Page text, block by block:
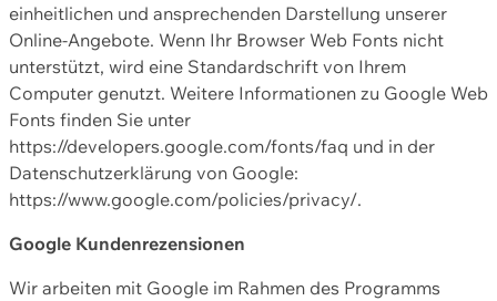
einheitlichen und ansprechenden Darstellung unserer
Online-Angebote. Wenn Ihr Browser Web Fonts nicht
unterstützt, wird eine Standardschrift von Ihrem
Computer genutzt. Weitere Informationen zu Google Web
Fonts finden Sie unter
https://developers.google.com/fonts/faq und in der
Datenschutzerklärung von Google:
https://www.google.com/policies/privacy/.
Google Kundenrezensionen
Wir arbeiten mit Google im Rahmen des Programms